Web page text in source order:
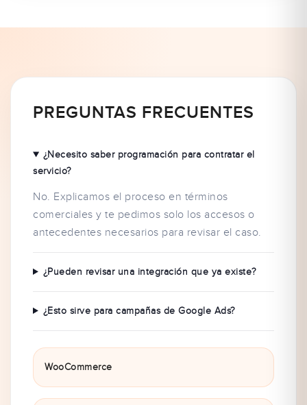
PREGUNTAS FRECUENTES
¿Necesito saber programación para contratar el
servicio?
No. Explicamos el proceso en términos
comerciales y te pedimos solo los accesos o
antecedentes necesarios para revisar el caso.
¿Pueden revisar una integración que ya existe?
¿Esto sirve para campañas de Google Ads?
WooCommerce